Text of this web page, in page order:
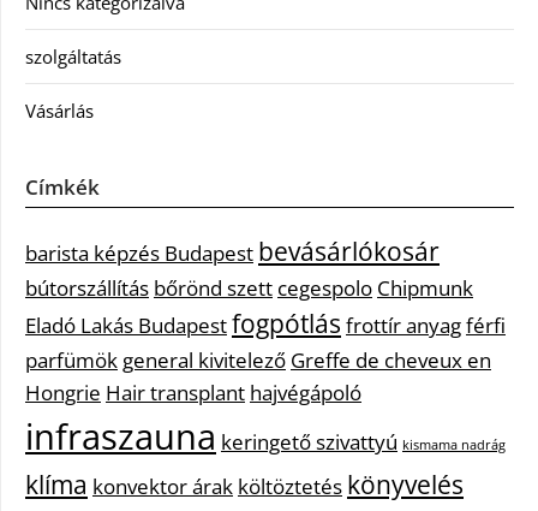
szolgáltatás
Vásárlás
Címkék
barista képzés Budapest bevásárlókosár
bútorszállítás bőrönd szett cegespolo Chipmunk
Eladó Lakás Budapestfogpótlás frottír anyagférfi
parfümök general kivitelező Greffe de cheveux en
Hongrie Hair transplant hajvégápoló
infraszauna keringető szivattyú kismama nadrág
klíma konvektor árak költöztetés könyvelés